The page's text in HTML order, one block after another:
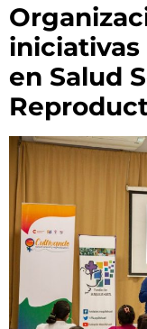
iniciativas
en Salud